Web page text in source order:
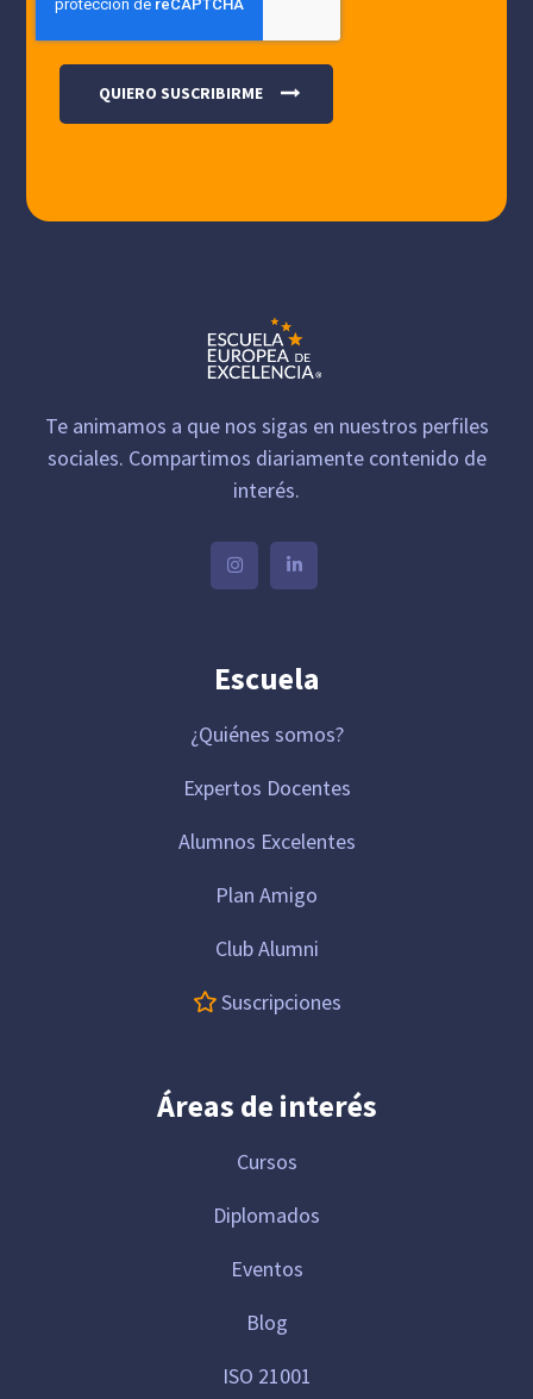
Te animamos a que nos sigas en nuestros perfiles
sociales. Compartimos diariamente contenido de
interés.
Escuela
¿Quiénes somos?
Expertos Docentes
Alumnos Excelentes
Plan Amigo
Club Alumni
Suscripciones
Áreas de interés
Cursos
Diplomados
Eventos
Blog
ISO 21001